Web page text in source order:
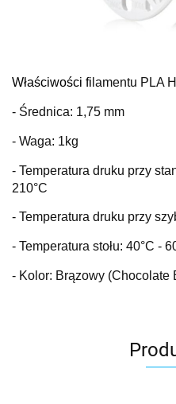
Właściwości fi lamentu PLA
- Średnica: 1,75 mm
- Waga: 1kg
- Temperatura druku przy
210°C
- Temperatura druku przy
- Temperatura stołu: 40°C -
- Kolor: Brązowy (Chocolate